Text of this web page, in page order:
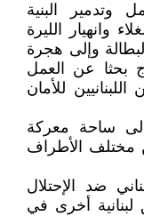
وتدمير البنية
وانهيار الليرة
وإلى هجرة
بحثا عن العمل
للأمان
ساحة معركة
مختلف الأطراف
ضد الإحتلال
لبنانية أخرى في